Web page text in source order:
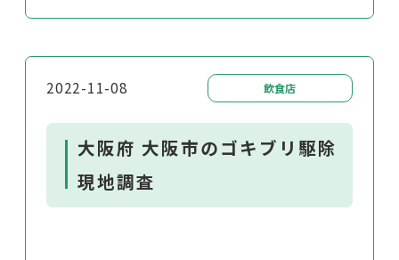
2022-11-08 飲食店
大阪府 大阪市のゴキブリ駆除
現地調査